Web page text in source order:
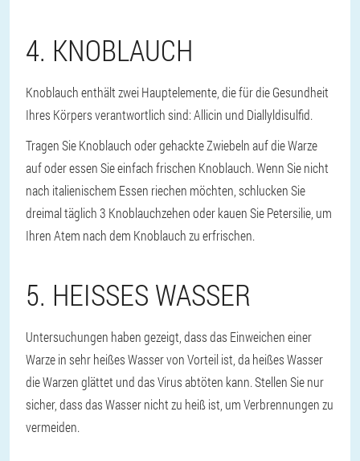
4. KNOBLAUCH
Knoblauch enthält zwei Hauptelemente, die für die Gesundheit
Ihres Körpers verantwortlich sind: Allicin und Diallyldisulfid.
Tragen Sie Knoblauch oder gehackte Zwiebeln auf die Warze
auf oder essen Sie einfach frischen Knoblauch. Wenn Sie nicht
nach italienischem Essen riechen möchten, schlucken Sie
dreimal täglich 3 Knoblauchzehen oder kauen Sie Petersilie, um
Ihren Atem nach dem Knoblauch zu erfrischen.
5. HEISSES WASSER
Untersuchungen haben gezeigt, dass das Einweichen einer
Warze in sehr heißes Wasser von Vorteil ist, da heißes Wasser
die Warzen glättet und das Virus abtöten kann. Stellen Sie nur
sicher, dass das Wasser nicht zu heiß ist, um Verbrennungen zu
vermeiden.